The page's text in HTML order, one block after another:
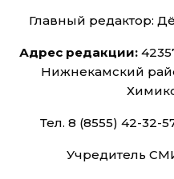
Главный редактор:
Адрес редакции:
Нижнекамский
Тел. 8 (8555) 42-32-
Учредитель